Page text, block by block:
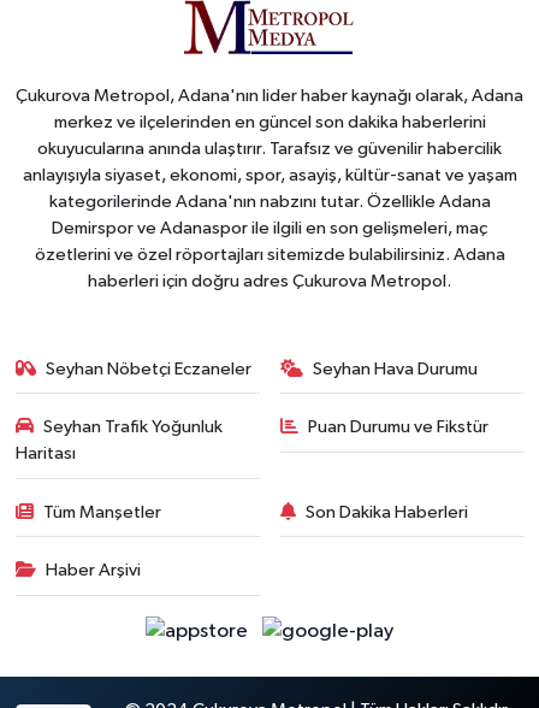
Çukurova Metropol, Adana'nın lider haber kaynağı olarak, Adana
merkez ve ilçelerinden en güncel son dakika haberlerini
okuyucularına anında ulaştırır. Tarafsız ve güvenilir habercilik
anlayışıyla siyaset, ekonomi, spor, asayiş, kültür-sanat ve yaşam
kategorilerinde Adana'nın nabzını tutar. Özellikle Adana
Demirspor ve Adanaspor ile ilgili en son gelişmeleri, maç
özetlerini ve özel röportajları sitemizde bulabilirsiniz. Adana
haberleri için doğru adres Çukurova Metropol.
Seyhan Nöbetçi Eczaneler Seyhan Hava Durumu
Seyhan Trafik Yoğunluk
Haritası
Puan Durumu ve Fikstür
Tüm Manşetler Son Dakika Haberleri
Haber Arşivi